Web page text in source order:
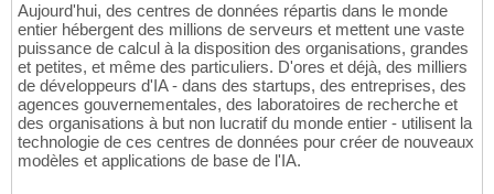
Aujourd'hui, des centres de données répartis dans le monde
entier hébergent des millions de serveurs et mettent une vaste
puissance de calcul à la disposition des organisations, grandes
et petites, et même des particuliers. D'ores et déjà, des milliers
de développeurs d'IA - dans des startups, des entreprises, des
agences gouvernementales, des laboratoires de recherche et
des organisations à but non lucratif du monde entier - utilisent la
technologie de ces centres de données pour créer de nouveaux
modèles et applications de base de l'IA.